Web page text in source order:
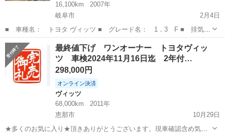
16,100km
2007年
岐阜市
2月4日
■ 車種名： トヨタ ヴィッツ ■ グレード名： 1．3 F ■ 排気
量： 1300cc ■ ドア枚数： 5D ■ 店舗PR文： 車検付き R6年4
月まで有り 通勤車にどうぞ！ ■ 年式（年）：...
岐阜 岐阜市 ヴィッツ
最終値下げ ワンオーナー トヨタヴィッ
ツ 車検2024年11月16日迄 2年付…
298,000円
オンライン決済
ヴィッツ
68,000km
2011年
恵那市
10月29日
★多くのお気に入り★頂きありがとうございます。現車確認含め気軽